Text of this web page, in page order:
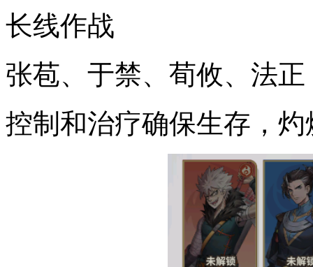
长线作战
张苞、于禁、荀攸、法正
控制和治疗确保生存，